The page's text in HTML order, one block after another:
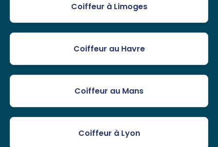
Coiffeur à Limoges
Coiffeur au Havre
Coiffeur au Mans
Coiffeur à Lyon